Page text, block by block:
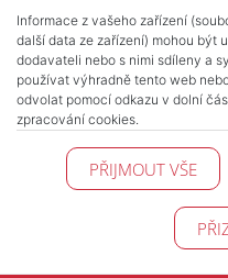
Terms
Protection
140
Informace z vašeho zařízení
další data ze zařízení) mohou být
dodavateli nebo s nimi sdíleny a
používat výhradně tento web
odvolat pomocí odkazu v dolní
zpracování cookies.
PŘIJMOUT VŠE